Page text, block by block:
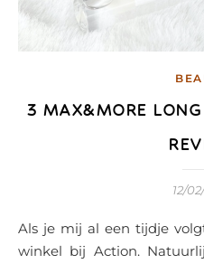
3 MAX&MORE
12/
Als je mij al een tijdje volgt, dan weet je dat ik graag
winkel bij Action.